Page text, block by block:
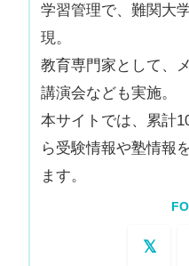
学習管理で、難関大
現。
教育専門家として、
講演会なども実施。
本サイトでは、累計
ら受験情報や塾情報
ます。